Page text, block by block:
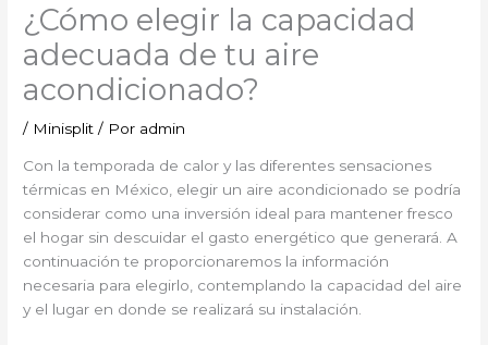
¿Cómo elegir la capacidad
adecuada de tu aire
acondicionado?
/ Minisplit / Por admin
Con la temporada de calor y las diferentes sensaciones
térmicas en México, elegir un aire acondicionado se podría
considerar como una inversión ideal para mantener fresco
el hogar sin descuidar el gasto energético que generará. A
continuación te proporcionaremos la información
necesaria para elegirlo, contemplando la capacidad del aire
y el lugar en donde se realizará su instalación.